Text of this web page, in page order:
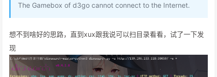
The Gamebox of d3go cannot connect to the Internet.
想不到啥好的思路，直到xux跟我说可以扫目录看看，试了一下发
现